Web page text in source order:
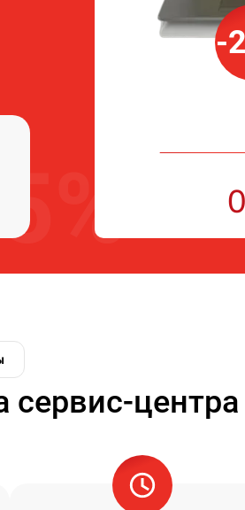
-
центра